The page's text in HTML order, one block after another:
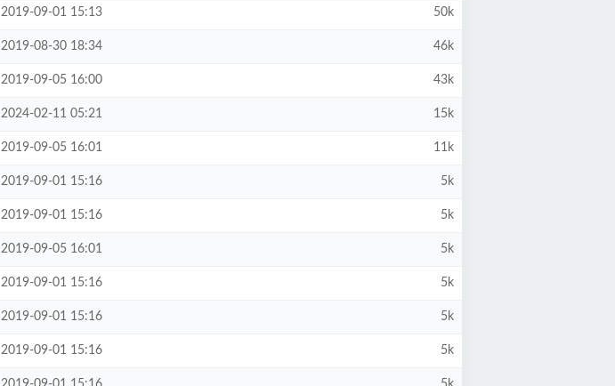
2019-09-01 15:13 50k
2019-08-30 18:34 46k
2019-09-05 16:00 43k
2024-02-11 05:21 15k
2019-09-05 16:01 11k
2019-09-01 15:16 5k
2019-09-01 15:16 5k
2019-09-05 16:01 5k
2019-09-01 15:16 5k
2019-09-01 15:16 5k
2019-09-01 15:16 5k